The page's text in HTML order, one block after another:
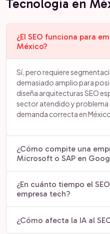
Tecnología en
¿El SEO funciona para
México?
Sí, pero requiere
demasiado amplio para
diseña arquitecturas SEO
sector atendido y problema
demanda correcta en
¿Cómo compite una
Microsoft o SAP en
¿En cuánto tiempo el
empresa tech?
¿Cómo afecta la IA al